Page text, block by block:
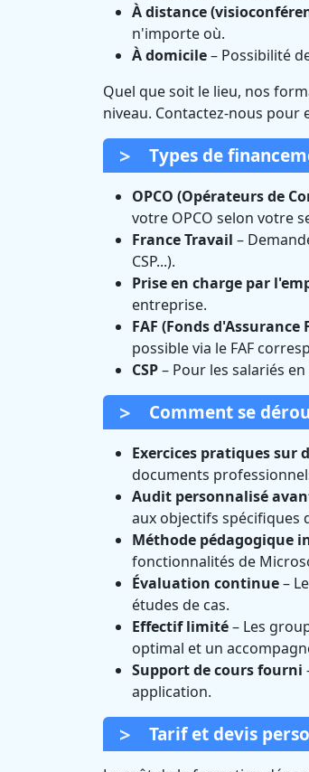
À distance
n'importe où.
À domicile– Possibilité
Quel que soit le lieu, nos
niveau. Contactez-nous pour
Types de
OPCO (Opérateurs de
votre OPCO selon votre
France Travail –
CSP...).
Prise en charge par
entreprise.
FAF (Fonds
possible via le FAF
CSP– Pour les salariés
Comment se
Exercices pratiques sur
documents
Audit personnalisé
aux objectifs spécifiques
Méthode pédagogique
fonctionnalités de
Évaluation continue–
études de cas.
Effectif limité– Les
optimal et un
Support de cours fourni
application.
Tarif et devis